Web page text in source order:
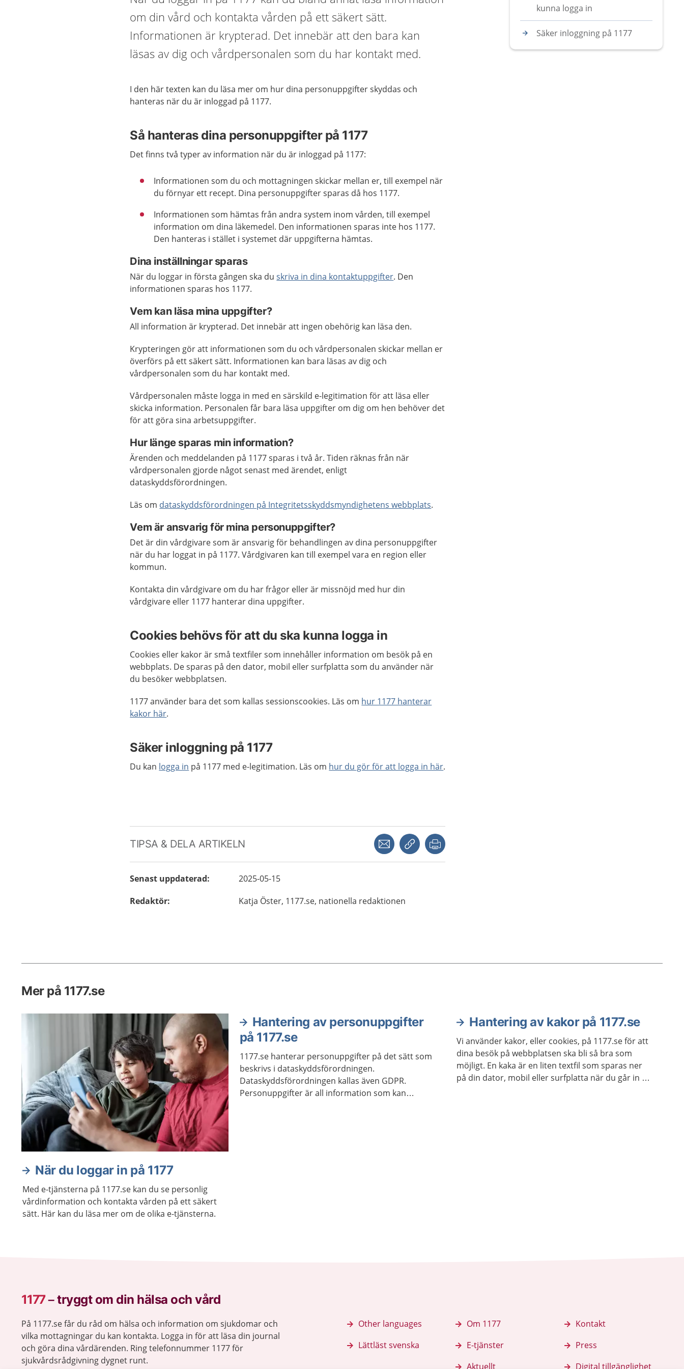
om din vård och kontakta vården på ett säkert sätt.
Informationen är krypterad. Det innebär att den bara kan
läsas av dig och vårdpersonalen som du har kontakt med.
I den här texten kan du läsa mer om hur dina personuppgifter skyddas och
hanteras när du är inloggad på 1177.
Så hanteras dina personuppgifter på 1177
Det finns två typer av information när du är inloggad på 1177:
Informationen som du och mottagningen skickar mellan er, till exempel när
du förnyar ett recept. Dina personuppgifter sparas då hos 1177.
Informationen som hämtas från andra system inom vården, till exempel
information om dina läkemedel. Den informationen sparas inte hos 1177.
Den hanteras i stället i systemet där uppgifterna hämtas.
Dina inställningar sparas
När du loggar in första gången ska duskriva in dina kontaktuppgifter. Den
informationen sparas hos 1177.
Vem kan läsa mina uppgifter?
All information är krypterad. Det innebär att ingen obehörig kan läsa den.
Krypteringen gör att informationen som du och vårdpersonalen skickar mellan er
överförs på ett säkert sätt. Informationen kan bara läsas av dig och
vårdpersonalen som du har kontakt med.
Vårdpersonalen måste logga in med en särskild e-legitimation för att läsa eller
skicka information. Personalen får bara läsa uppgifter om dig om hen behöver det
för att göra sina arbetsuppgifter.
Hur länge sparas min information?
Ärenden och meddelanden på 1177 sparas i två år. Tiden räknas från när
vårdpersonalen gjorde något senast med ärendet, enligt
dataskyddsförordningen.
Läs om dataskyddsförordningen på Integritetsskyddsmyndighetens webbplats.
Vem är ansvarig för mina personuppgifter?
Det är din vårdgivare som är ansvarig för behandlingen av dina personuppgifter
när du har loggat in på 1177. Vårdgivaren kan till exempel vara en region eller
kommun.
Kontakta din vårdgivare om du har frågor eller är missnöjd med hur din
vårdgivare eller 1177 hanterar dina uppgifter.
Cookies behövs för att du ska kunna logga in
Cookies eller kakor är små textfiler som innehåller information om besök på en
webbplats. De sparas på den dator, mobil eller surfplatta som du använder när
du besöker webbplatsen.
1177 använder bara det som kallas sessionscookies. Läs om hur 1177 hanterar
kakor här.
Säker inloggning på 1177
Du kan logga in på 1177 med e-legitimation. Läs om hur du gör för att logga in här.
TIPSA & DELA ARTIKELN Dela via mejlKopiera länk
Senast uppdaterad:
2025-05-15
Redaktör: Katja Öster, 1177.se, nationella redaktionen
kunna logga in
Säker inloggning på 1177
Mer på 1177.se
När du loggar in på 1177
Med e-tjänsterna på 1177.se kan du se personlig
vårdinformation och kontakta vården på ett säkert
sätt. Här kan du läsa mer om de olika e-tjänsterna.
Hantering av personuppgifter
på 1177.se
1177.se hanterar personuppgifter på det sätt som
beskrivs i dataskyddsförordningen.
Dataskyddsförordningen kallas även GDPR.
Personuppgifter är all information som kan
Hantering av kakor på 1177.se
Vi använder kakor, eller cookies, på 1177.se för att
dina besök på webbplatsen ska bli så bra som
möjligt. En kaka är en liten textfil som sparas ner
på din dator, mobil eller surfplatta när du går in på
1177–tryggt om din hälsa och vård
På 1177.se får du råd om hälsa och information om sjukdomar och
vilka mottagningar du kan kontakta. Logga in för att läsa din journal
och göra dina vårdärenden. Ring telefonnummer 1177 för
sjukvårdsrådgivning dygnet runt.
Other languages
Lättläst svenska
Om 1177
E-tjänster
Aktuellt
Kontakt
Press
Digital tillgänglighet